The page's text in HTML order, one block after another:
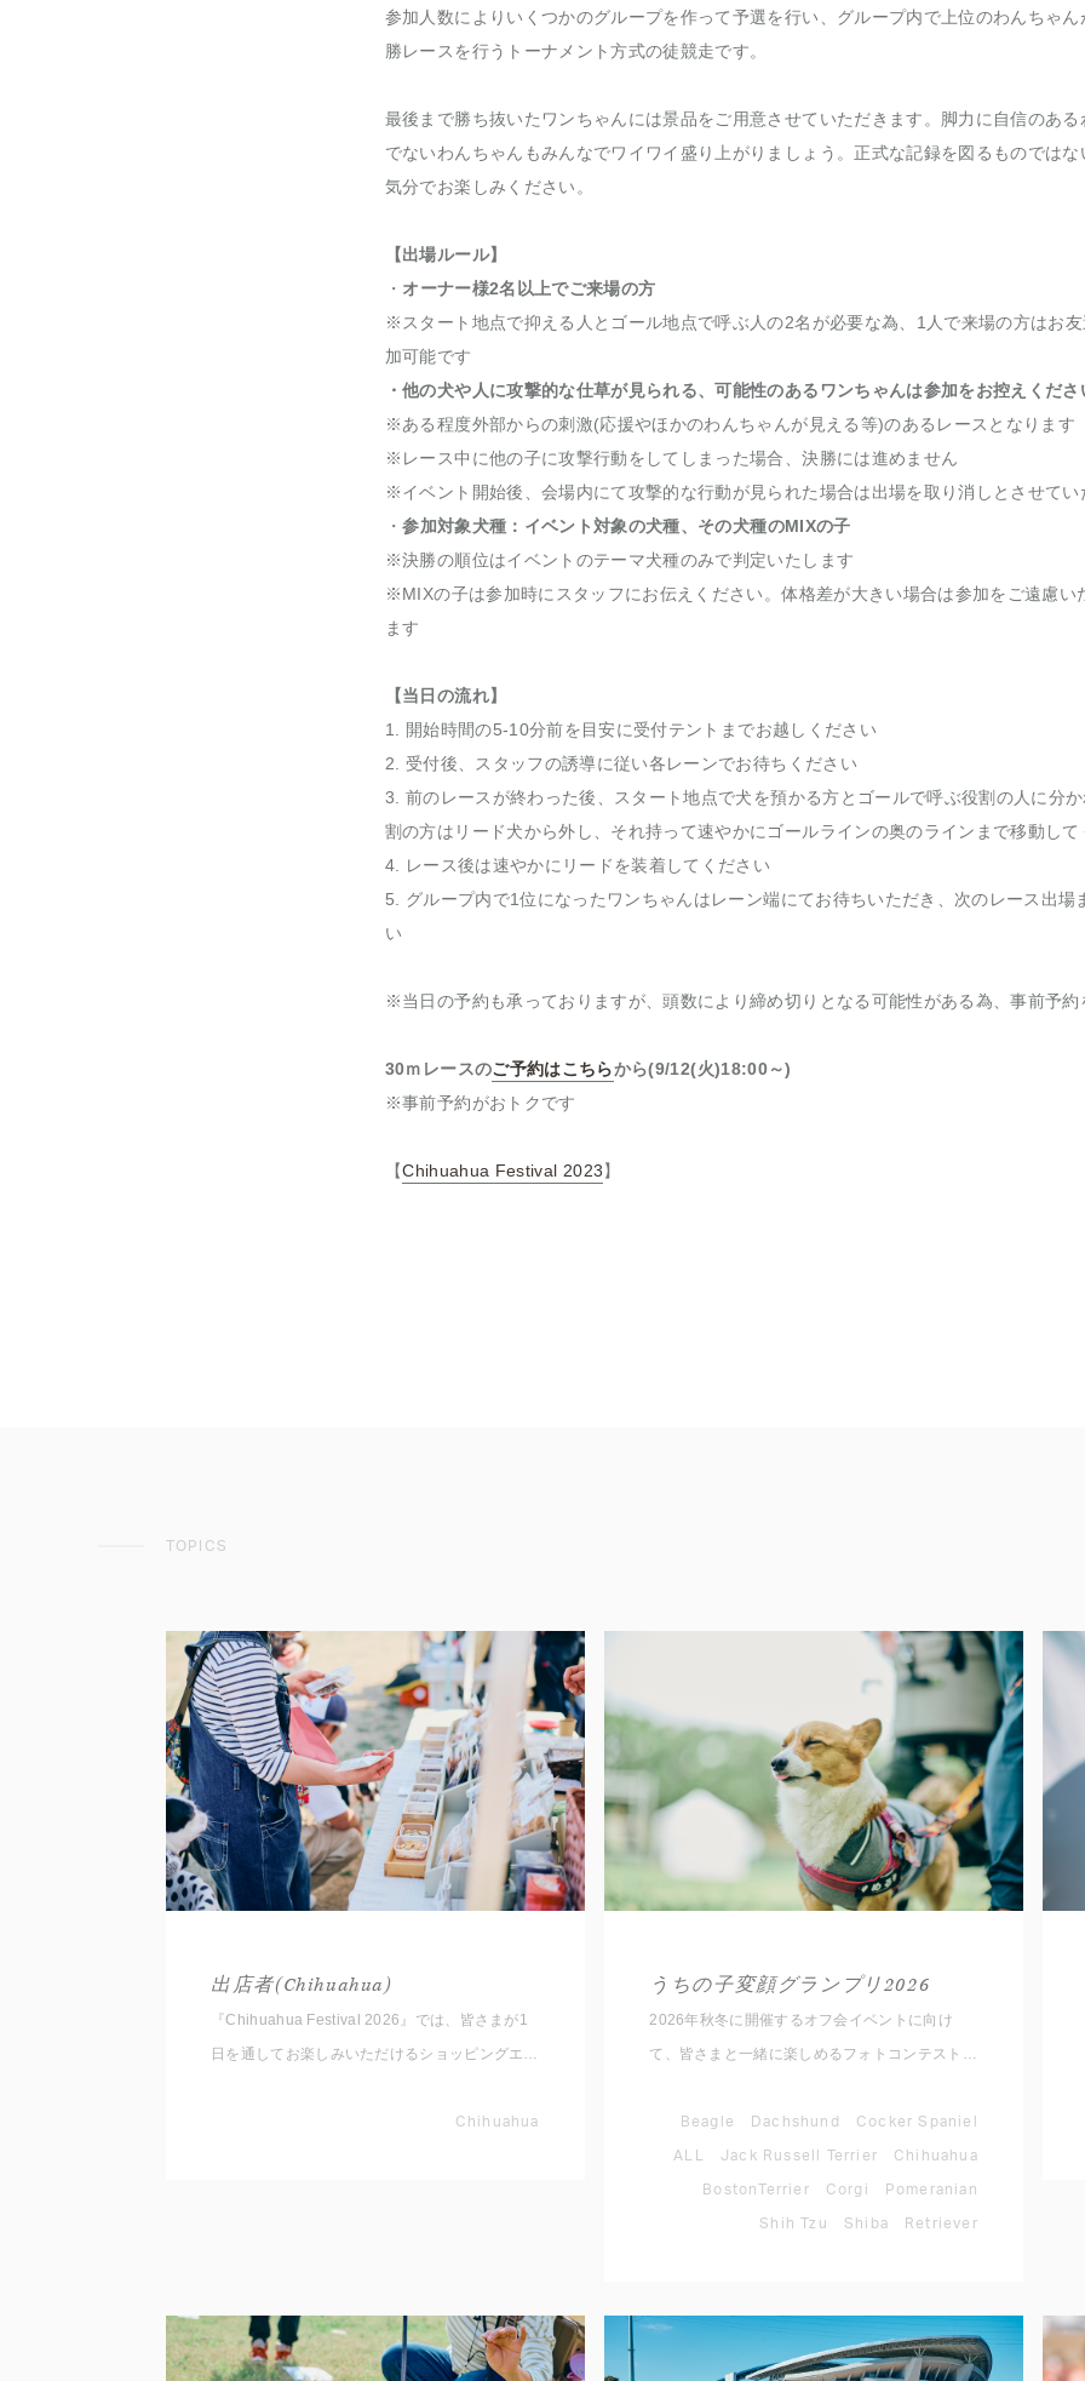
参加人数によりいくつかのグループを作って予選を行い、グループ内で上位のわんちゃ
勝レースを行うトーナメント方式の徒競走です。
最後まで勝ち抜いたワンちゃんには景品をご用意させていただきます。脚力に自信のあ
でないわんちゃんもみんなでワイワイ盛り上がりましょう。正式な記録を図るものでは
気分でお楽しみください。
【出場ルール】
・ オーナー様2名以上でご来場の方
※スタート地点で抑える人とゴール地点で呼ぶ人の2名が必要な為、1人で来場の方はお
加可能です
・他の犬や人に攻撃的な仕草が見られる、可能性のあるワンちゃんは参加をお控えくださ
※ある程度外部からの刺激(応援やほかのわんちゃんが見える等)のあるレースとなります
※レース中に他の子に攻撃行動をしてしまった場合、決勝には進めません
※イベント開始後、会場内にて攻撃的な行動が見られた場合は出場を取り消しとさせてい
・参加対象犬種：イベント対象の犬種、その犬種のMIXの子
※決勝の順位はイベントのテーマ犬種のみで判定いたします
※MIXの子は参加時にスタッフにお伝えください。体格差が大きい場合は参加をご遠慮い
ます
【当日の流れ】
1. 開始時間の5-10分前を目安に受付テントまでお越しください
2. 受付後、スタッフの誘導に従い各レーンでお待ちください
3. 前のレースが終わった後、スタート地点で犬を預かる方とゴールで呼ぶ役割の人に分
割の方はリード犬から外し、それ持って速やかにゴールラインの奥のラインまで移動して
4. レース後は速やかにリードを装着してください
5. グループ内で1位になったワンちゃんはレーン端にてお待ちいただき、次のレース出場
い
※当日の予約も承っておりますが、頭数により締め切りとなる可能性がある為、事前予約
30ｍレースのご予約はこちらから(9/12(火)18:00～)
※事前予約がおトクです
【Chihuahua Festival 2023】
TOPICS
出店者(Chihuahua)
『Chihuahua Festival 2026』では、皆さまが1
日を通してお楽しみいただけるショッピングエリ
と共に出店者をご紹介いたしますので事前にチェ
Chihuahua
うちの子変顔グランプリ2026
2026年秋冬に開催するオフ会イベントに向け
て、皆さまと一緒に楽しめるフォトコンテストを
おきの変顔写真を撮影して、指定のハッシュタグ
と対象犬種アカウントをメンションして
Instagramに投稿するだけ。 思わず笑ってしまう
愛犬のベストショットをぜひご応募ください。
Beagle Dachshund Cocker Spaniel
ALL Jack Russell Terrier Chihuahua
BostonTerrier Corgi Pomeranian
Shih Tzu Shiba Retriever